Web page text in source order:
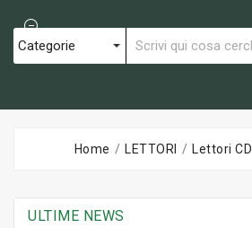
Home LETTORI Lettori CD
ULTIME NEWS